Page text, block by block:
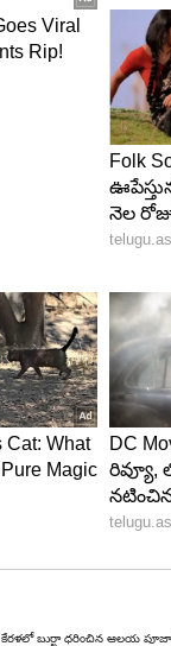
కేరళలో బుర్ఖా ధరించిన ఆలయ